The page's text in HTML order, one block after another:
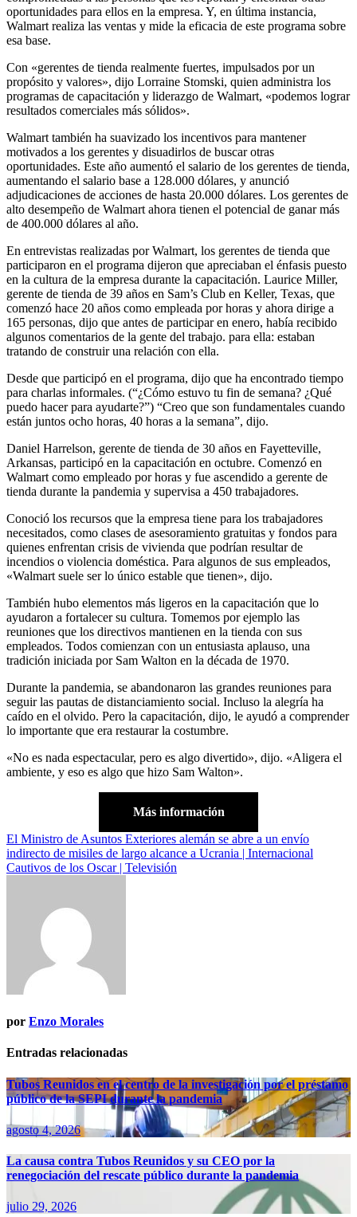
oportunidades para ellos en la empresa. Y, en última instancia,
Walmart realiza las ventas y mide la eficacia de este programa sobre
esa base.
Con «gerentes de tienda realmente fuertes, impulsados ​​por un
propósito y valores», dijo Lorraine Stomski, quien administra los
programas de capacitación y liderazgo de Walmart, «podemos lograr
resultados comerciales más sólidos».
Walmart también ha suavizado los incentivos para mantener
motivados a los gerentes y disuadirlos de buscar otras
oportunidades. Este año aumentó el salario de los gerentes de tienda,
aumentando el salario base a 128.000 dólares, y anunció
adjudicaciones de acciones de hasta 20.000 dólares. Los gerentes de
alto desempeño de Walmart ahora tienen el potencial de ganar más
de 400.000 dólares al año.
En entrevistas realizadas por Walmart, los gerentes de tienda que
participaron en el programa dijeron que apreciaban el énfasis puesto
en la cultura de la empresa durante la capacitación. Laurice Miller,
gerente de tienda de 39 años en Sam’s Club en Keller, Texas, que
comenzó hace 20 años como empleada por horas y ahora dirige a
165 personas, dijo que antes de participar en enero, había recibido
algunos comentarios de la gente del trabajo. para ella: estaban
tratando de construir una relación con ella.
Desde que participó en el programa, dijo que ha encontrado tiempo
para charlas informales. (“¿Cómo estuvo tu fin de semana? ¿Qué
puedo hacer para ayudarte?”) “Creo que son fundamentales cuando
están juntos ocho horas, 40 horas a la semana”, dijo.
Daniel Harrelson, gerente de tienda de 30 años en Fayetteville,
Arkansas, participó en la capacitación en octubre. Comenzó en
Walmart como empleado por horas y fue ascendido a gerente de
tienda durante la pandemia y supervisa a 450 trabajadores.
Conoció los recursos que la empresa tiene para los trabajadores
necesitados, como clases de asesoramiento gratuitas y fondos para
quienes enfrentan crisis de vivienda que podrían resultar de
incendios o violencia doméstica. Para algunos de sus empleados,
«Walmart suele ser lo único estable que tienen», dijo.
También hubo elementos más ligeros en la capacitación que lo
ayudaron a fortalecer su cultura. Tomemos por ejemplo las
reuniones que los directivos mantienen en la tienda con sus
empleados. Todos comienzan con un entusiasta aplauso, una
tradición iniciada por Sam Walton en la década de 1970.
Durante la pandemia, se abandonaron las grandes reuniones para
seguir las pautas de distanciamiento social. Incluso la alegría ha
caído en el olvido. Pero la capacitación, dijo, le ayudó a comprender
lo importante que era restaurar la costumbre.
«No es nada espectacular, pero es algo divertido», dijo. «Aligera el
ambiente, y eso es algo que hizo Sam Walton».
Más información
Navegación
de
El Ministro de Asuntos Exteriores alemán se abre a un envío
indirecto de misiles de largo alcance a Ucrania | Internacional
Cautivos de los Oscar | Televisión
por Enzo Morales
Entradas relacionadas
Tubos Reunidos en el centro de la investigación por el préstamo
público de la SEPI durante la pandemia
agosto 4, 2026
La causa contra Tubos Reunidos y su CEO por la
renegociación del rescate público durante la pandemia
julio 29, 2026